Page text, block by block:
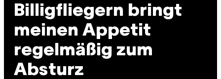
Billigfliegern bringt
meinen Appetit
regelmäßig zum
Absturz